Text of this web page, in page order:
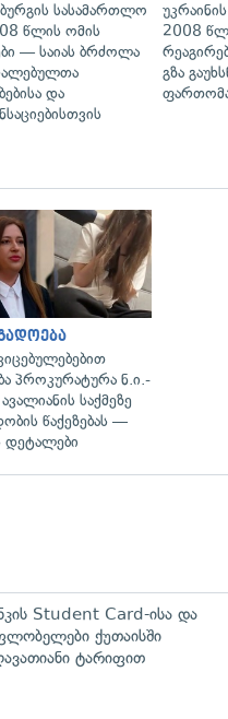
სასამართლო
წლის ომის
— საიას ბრძოლა
და
2008
გზა
პროკურატურა ნ.ი.-
საქმეზე
წაქეზებას —
დეტალები
Student Card-ისა და
ქუთაისში
ტარიფით